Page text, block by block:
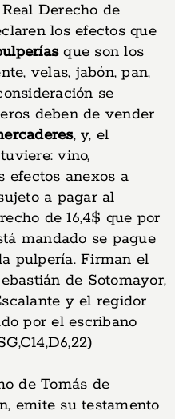
Derecho de
los efectos que
que son los
velas, jabón, pan,
se
deben de vender
, y, el
vino,
efectos anexos a
a pagar al
de 16,4$ que por
mandado se pague
pulpería. Firman el
de Sotomayor,
y el regidor
por el escribano
de Tomás de
emite su testamento